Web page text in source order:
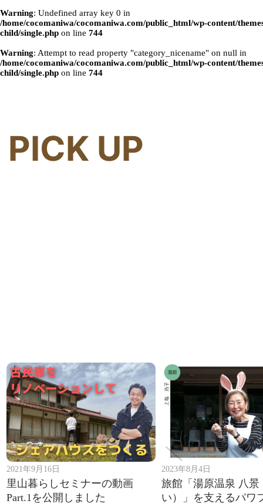
Warning: Undefined array key 0 in
/home/cocomaniwa/cocomaniwa.com/public_html/wp-content/
child/single.php on line 744
Warning: Attempt to read property "category_nicename" on null in
/home/cocomaniwa/cocomaniwa.com/public_html/wp-content/
child/single.php on line 744
PICK UP
2021年9月16日
里山暮らしセミナーの動画
Part.1を公開しました
2023年8月4日
旅館「湯原温泉 八景
い）」を支えるパワ